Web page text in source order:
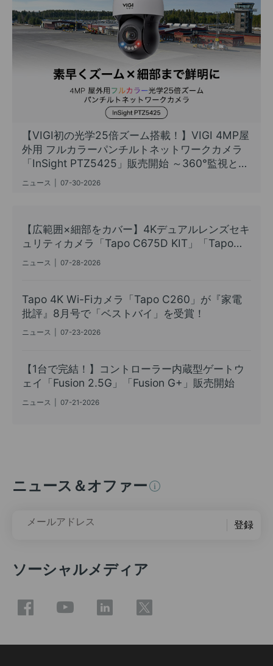
【VIGI初の光学25倍ズーム搭載！】VIGI 4MP屋
外用 フルカラーパンチルトネットワークカメラ
「InSight PTZ5425」販売開始 ～360°監視と長
距離監視を1台で実現するハイエンドPTZカメラ
ニュース 07-30-2026
【広範囲×細部をカバー】4Kデュアルレンズセキ
ュリティカメラ「Tapo C675D KIT」「Tapo
C575D」8月6日（木）同時発売
ニュース 07-28-2026
Tapo 4K Wi-Fiカメラ「Tapo C260」が『家電
批評』8月号で「ベストバイ」を受賞！
ニュース 07-23-2026
【1台で完結！】コントローラー内蔵型ゲートウ
ェイ「Fusion 2.5G」「Fusion G+」販売開始
ニュース 07-21-2026
ニュース＆オファー
メールアドレス 登録
ソーシャルメディア